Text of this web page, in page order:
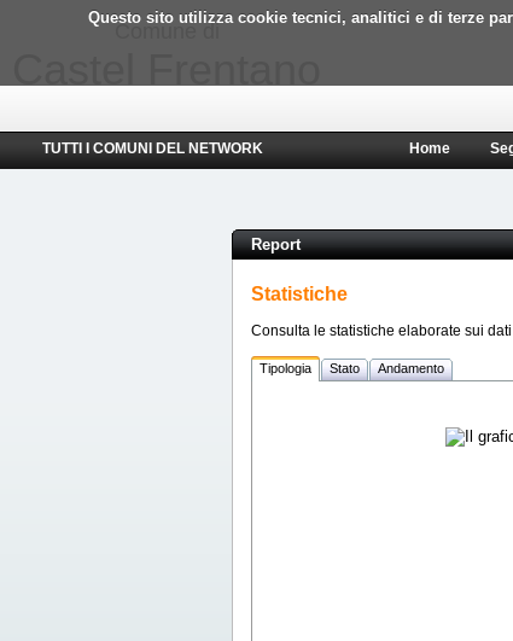
Questo sito utilizza cookie tecnici, analitici e di terze
TUTTI I COMUNI DEL NETWORK Home
Report
Statistiche
Consulta le statistiche elaborate sui
Tipologia Stato Andamento